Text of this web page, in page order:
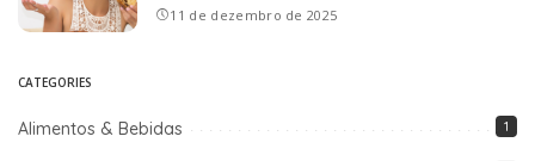
11 de dezembro de 2025
CATEGORIES
Alimentos & Bebidas 1